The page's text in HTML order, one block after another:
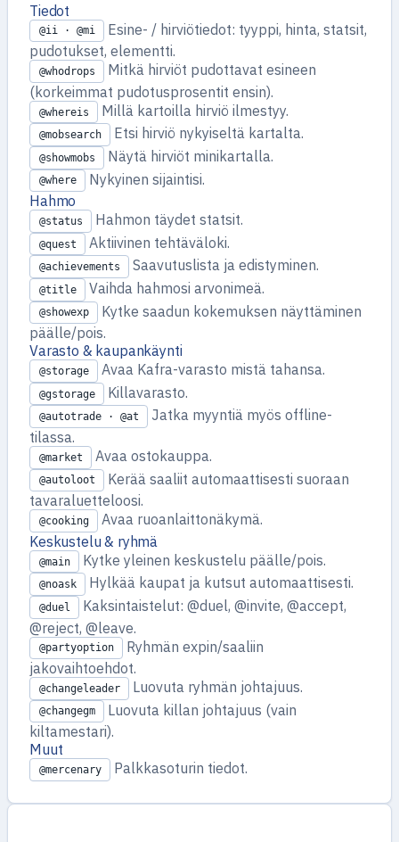
Tiedot
@ii · @mi
Esine- / hirviötiedot: tyyppi, hinta, statsit,
pudotukset, elementti.
@whodrops
Mitkä hirviöt pudottavat esineen
(korkeimmat pudotusprosentit ensin).
@whereis Millä kartoilla hirviö ilmestyy.
@mobsearch Etsi hirviö nykyiseltä kartalta.
@showmobs Näytä hirviöt minikartalla.
@where
Nykyinen sijaintisi.
Hahmo
@status Hahmon täydet statsit.
@quest Aktiivinen tehtäväloki.
@achievements Saavutuslista ja edistyminen.
@title Vaihda hahmosi arvonimeä.
@showexp
Kytke saadun kokemuksen näyttäminen
päälle/pois.
Varasto & kaupankäynti
@storage Avaa Kafra-varasto mistä tahansa.
@gstorage Killavarasto.
@autotrade · @at
Jatka myyntiä myös offline-
tilassa.
@market Avaa ostokauppa.
@autoloot
Kerää saaliit automaattisesti suoraan
tavaraluetteloosi.
@cooking
Avaa ruoanlaittonäkymä.
Keskustelu & ryhmä
@main Kytke yleinen keskustelu päälle/pois.
@noask Hylkää kaupat ja kutsut automaattisesti.
@duel
Kaksintaistelut: @duel, @invite, @accept,
@reject, @leave.
@partyoption
Ryhmän expin/saaliin
jakovaihtoehdot.
@changeleader Luovuta ryhmän johtajuus.
@changegm
Luovuta killan johtajuus (vain
kiltamestari).
Muut
@mercenary Palkkasoturin tiedot.